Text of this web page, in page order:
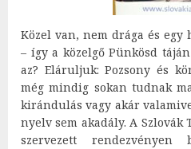
Közel van, nem drága és egy
– így a közelgő Pünkösd
az? Eláruljuk: Pozsony és
még mindig sokan tudnak
kirándulás vagy akár
nyelv sem akadály. A
szervezett rendezvényen